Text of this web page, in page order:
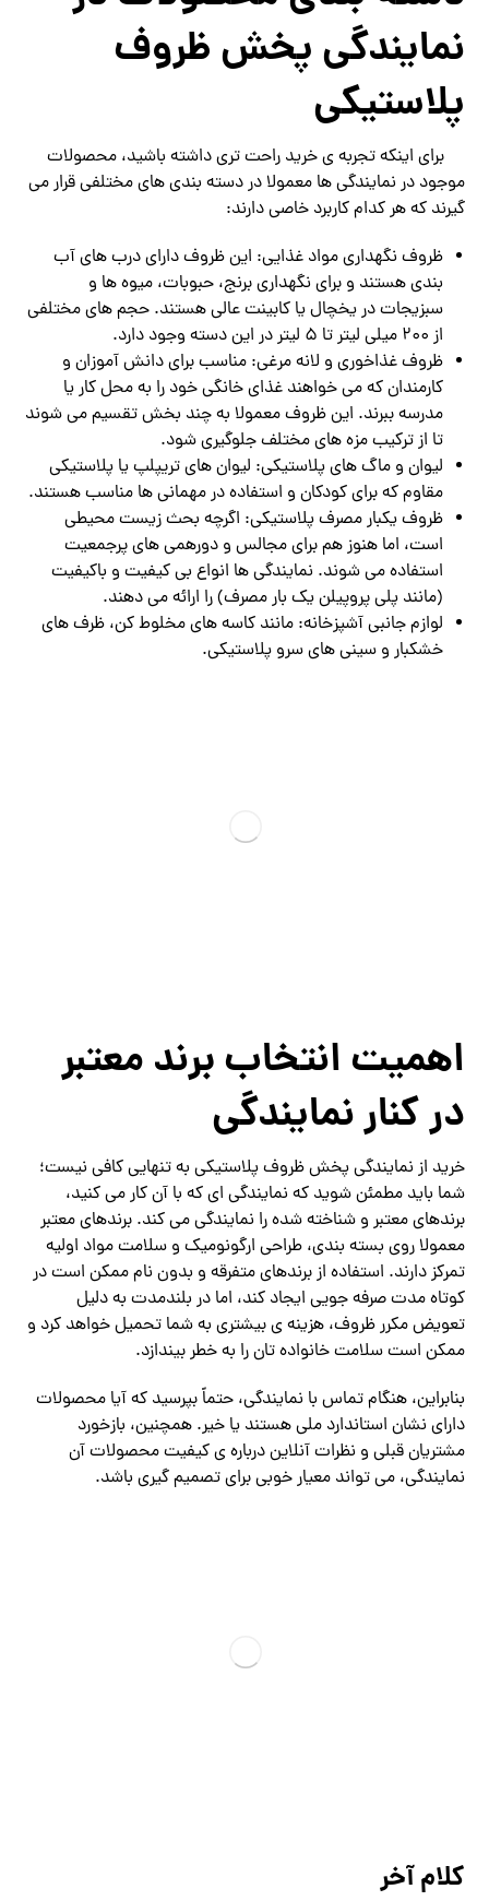
نمایندگی پخش ظروف
پلاستیکی
برای اینکه تجربه‌ ی خرید راحت ‌تری داشته باشید، محصولات
موجود در نمایندگی ‌ها معمولا در دسته ‌بندی ‌های مختلفی قرار می
گیرند که هر کدام کاربرد خاصی دارند:
ظروف نگهداری مواد غذایی: این ظروف دارای درب ‌های آب
‌بندی هستند و برای نگهداری برنج، حبوبات، میوه‌ ها و
سبزیجات در یخچال یا کابینت عالی هستند. حجم‌ های مختلفی
از ۲۰۰ میلی ‌لیتر تا ۵ لیتر در این دسته وجود دارد.
ظروف غذاخوری و لانه ‌مرغی: مناسب برای دانش ‌آموزان و
کارمندان که می‌ خواهند غذای خانگی خود را به محل کار یا
مدرسه ببرند. این ظروف معمولا به چند بخش تقسیم می ‌شوند
تا از ترکیب مزه‌ های مختلف جلوگیری شود.
لیوان و ماگ ‌های پلاستیکی: لیوان‌ های تریپلپ یا پلاستیکی
مقاوم که برای کودکان و استفاده در مهمانی ‌ها مناسب هستند.
ظروف یکبار مصرف پلاستیکی: اگرچه بحث زیست‌ محیطی
است، اما هنوز هم برای مجالس و دورهمی‌ های پرجمعیت
استفاده می ‌شوند. نمایندگی‌ ها انواع بی ‌کیفیت و باکیفیت
(مانند پلی ‌پروپیلن یک ‌بار مصرف) را ارائه می ‌دهند.
لوازم جانبی آشپزخانه: مانند کاسه ‌های مخلوط‌ کن، ظرف‌ های
خشکبار و سینی‌ های سرو پلاستیکی.
اهمیت انتخاب برند معتبر
در کنار نمایندگی
خرید از نمایندگی پخش ظروف پلاستیکی به تنهایی کافی نیست؛
شما باید مطمئن شوید که نمایندگی ‌ای که با آن کار می‌ کنید،
برندهای معتبر و شناخته‌ شده را نمایندگی می‌ کند. برندهای معتبر
معمولا روی بسته ‌بندی، طراحی ارگونومیک و سلامت مواد اولیه
تمرکز دارند. استفاده از برندهای متفرقه و بدون نام ممکن است در
کوتاه‌ مدت صرفه‌ جویی ایجاد کند، اما در بلندمدت به دلیل
تعویض مکرر ظروف، هزینه ‌ی بیشتری به شما تحمیل خواهد کرد و
ممکن است سلامت خانواده ‌تان را به خطر بیندازد.
بنابراین، هنگام تماس با نمایندگی، حتماً بپرسید که آیا محصولات
دارای نشان استاندارد ملی هستند یا خیر. همچنین، بازخورد
مشتریان قبلی و نظرات آنلاین درباره ‌ی کیفیت محصولات آن
نمایندگی، می‌ تواند معیار خوبی برای تصمیم ‌گیری باشد.
کلام آخر